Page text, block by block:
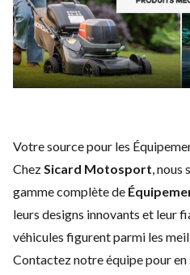
Votre source pour les
ChezSicard Motosport, nous
gamme complète de
leurs designs innovants et leur
véhicules figurent parmi les
Contactez notre équipepour